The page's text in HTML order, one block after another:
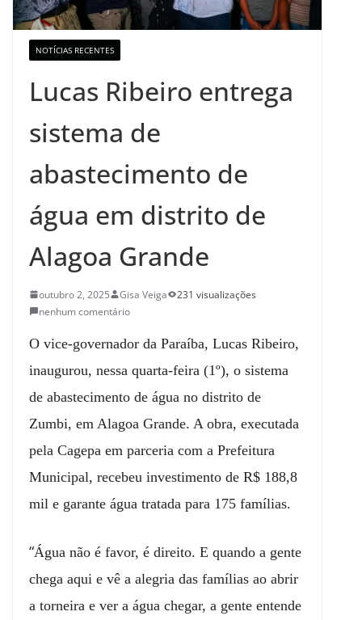
NOTÍCIAS RECENTES
Lucas Ribeiro entrega
sistema de
abastecimento de
água em distrito de
Alagoa Grande
outubro 2, 2025 Gisa Veiga
231 visualizações
nenhum comentário
O vice-governador da Paraíba, Lucas Ribeiro,
inaugurou, nessa quarta-feira (1º), o sistema
de abastecimento de água no distrito de
Zumbi, em Alagoa Grande. A obra, executada
pela Cagepa em parceria com a Prefeitura
Municipal, recebeu investimento de R$ 188,8
mil e garante água tratada para 175 famílias.
“Água não é favor, é direito. E quando a gente
chega aqui e vê a alegria das famílias ao abrir
a torneira e ver a água chegar, a gente entende